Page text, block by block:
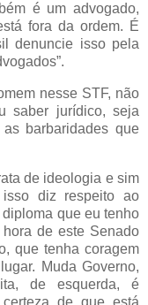
é um advogado,
fora da ordem. É
denuncie isso pela
nesse STF, não
saber jurídico, seja
barbaridades que
de ideologia e sim
diz respeito ao
que eu tenho
de este Senado
que tenha coragem
Muda Governo,
de esquerda, é
de que está